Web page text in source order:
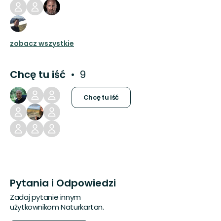
zobacz wszystkie
Chcę tu iść 9
Chcę tu iść
Pytania i Odpowiedzi
Zadaj pytanie innym
użytkownikom Naturkartan.